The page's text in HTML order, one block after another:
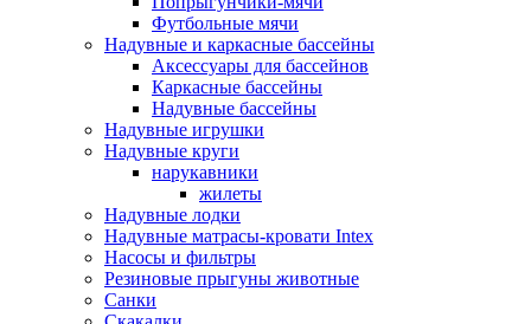
Футбольные мячи
Надувные и каркасные бассейны
Аксессуары для бассейнов
Каркасные бассейны
Надувные бассейны
Надувные игрушки
Надувные круги
нарукавники
жилеты
Надувные лодки
Надувные матрасы-кровати Intex
Насосы и фильтры
Резиновые прыгуны животные
Санки